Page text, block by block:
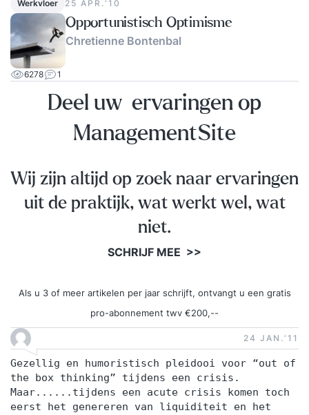
beroepspraktijk staan centraal. U oefent
ondermeer in het formuleren van krachtige,
overtuigende kernboodschappen en u wordt
stevig aan de tand gevoeld over kwesties waarin
sprake is van een crisis. U wordt meerdere keren
gefilmd en geinterviewd. Uw mediaoptredens
voorzien. Door intensief te oefenen is de ervaring
boodschappen.
Werkvloer
25 APR.‘10
Opportunistisch Optimisme
Chretienne Bontenbal
6278 1
Deel uw ervaringen op
ManagementSite
Wij zijn altijd op zoek naar ervaringen
uit de praktijk, wat werkt wel, wat
niet.
SCHRIJF MEE >>
Als u 3 of meer artikelen per jaar schrijft, ontvangt u een gratis
pro-abonnement twv €200,--
24 JAN.‘11
Gezellig en humoristisch pleidooi voor “out of
the box thinking” tijdens een crisis.
Maar......tijdens een acute crisis komen toch
eerst het genereren van liquiditeit en het